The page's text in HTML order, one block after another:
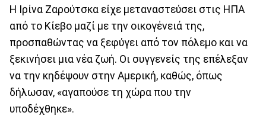
Η Ιρίνα Ζαρούτσκα είχε μεταναστεύσει στις ΗΠΑ
από το Κίεβο μαζί με την οικογένειά της,
προσπαθώντας να ξεφύγει από τον πόλεμο και να
ξεκινήσει μια νέα ζωή. Οι συγγενείς της επέλεξαν
να την κηδέψουν στην Αμερική, καθώς, όπως
δήλωσαν, «αγαπούσε τη χώρα που την
υποδέχθηκε».